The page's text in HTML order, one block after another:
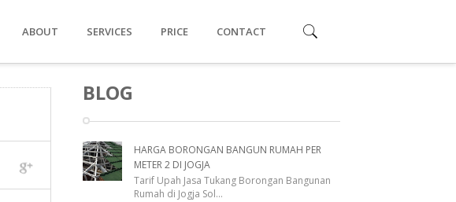
ABOUT SERVICES PRICE CONTACT
BLOG
HARGA BORONGAN BANGUN RUMAH PER
METER 2 DI JOGJA
Tarif Upah Jasa Tukang Borongan Bangunan
Rumah di Jogja Sol...